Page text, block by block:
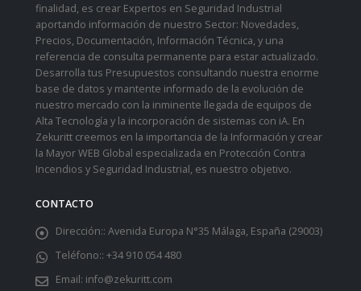
finalidad, es crear Expertos en Seguridad Industrial
aportando información de nuestro Sector: Novedades,
Precios, Documentación, Información Técnica, y una
referencia de consulta permanente para estar actualizado.
Desarrolla tus Presupuestos consultando nuestra enorme
base de datos y mantente informado de la evolución de
nuestro mercado con la inminente llegada de equipos de
Alta Tecnología y la incorporación de sistemas con iA. En
Zekuritt creemos en la importancia de la Información y crear
la Mayor WEB Global especializada en Protección Contra
Incendios y Seguridad Industrial, es nuestro objetivo.
CONTACTO
Dirección:: Avenida Europa N°35 Málaga, España (29003)
Teléfono:: +34 910 054 480
Email: info@zekuritt.com